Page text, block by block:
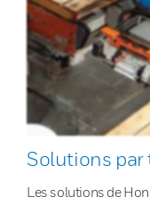
Solutions
Les solutions de